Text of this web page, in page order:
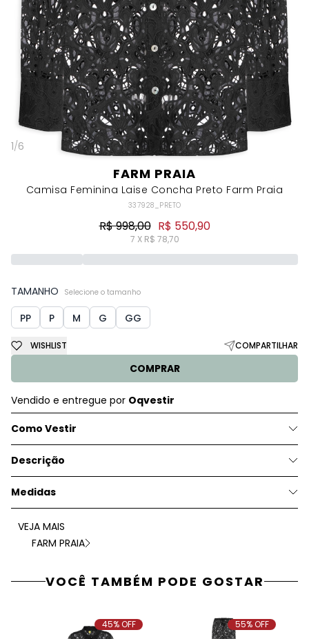
1/6
FARM PRAIA
Camisa Feminina Laise Concha Preto Farm Praia
337928_PRETO
R$ 998,00 R$ 550,90
7 X R$ 78,70
TAMANHO Selecione o tamanho
PP P M G GG
COMPRAR
WISHLIST COMPARTILHAR
Vendido e entregue por Oqvestir
Como Vestir
Descrição
Medidas
VEJA MAIS
FARM PRAIA
VOCÊ TAMBÉM PODE GOSTAR
45% OFF 55% OFF